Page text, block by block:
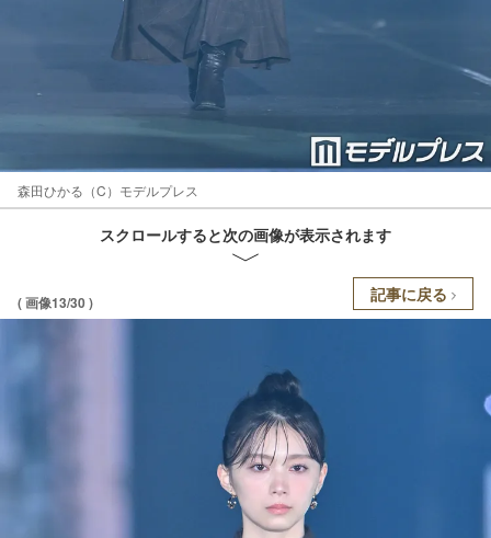
森田ひかる（C）モデルプレス
スクロールすると次の画像が表示されます
( 画像13/30 ) 記事に戻る